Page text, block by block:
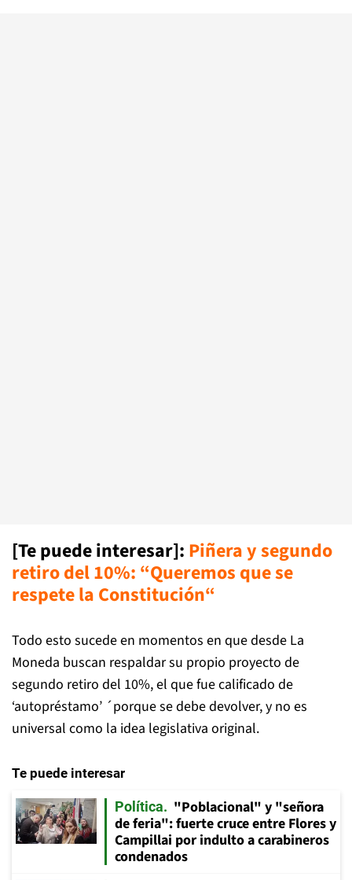
[Te puede interesar]: Piñera y segundo
retiro del 10%: “Queremos que se
respete la Constitución“
Todo esto sucede en momentos en que desde La
Moneda buscan respaldar su propio proyecto de
segundo retiro del 10%, el que fue calificado de
‘autopréstamo’ ´porque se debe devolver, y no es
universal como la idea legislativa original.
Te puede interesar
Política
"Poblacional" y "señora
de feria": fuerte cruce entre Flores y
Campillai por indulto a carabineros
condenados